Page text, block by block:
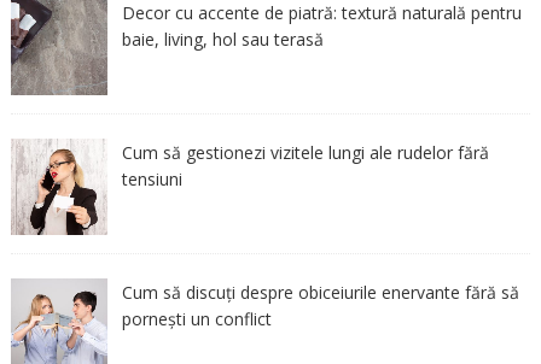
Decor cu accente de piatră: textură naturală pentru
baie, living, hol sau terasă
Cum să gestionezi vizitele lungi ale rudelor fără
tensiuni
Cum să discuți despre obiceiurile enervante fără să
pornești un conflict